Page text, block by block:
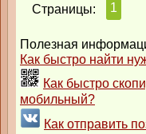
Страницы: 1
Полезная
Как быстро найти
Как быстро
мобильный?
Как отправить